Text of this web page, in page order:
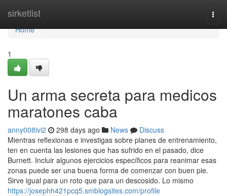
sirketlist
Home
Home
1
Un arma secreta para medicos
maratones caba
anny008ivi2 298 days ago News
Discuss
Mientras reflexionas e investigas sobre planes de entrenamiento,
ten en cuenta las lesiones que has sufrido en el pasado, dice
Burnett. Incluir algunos ejercicios específicos para reanimar esas
zonas puede ser una buena forma de comenzar con buen pie.
Sirve igual para un roto que para un descosido. Lo mismo
https://josephh421pcq5.smblogsites.com/profile